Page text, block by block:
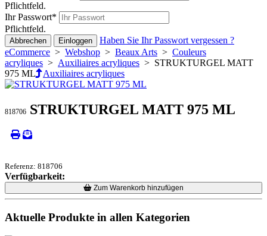
Pflichtfeld.
Ihr Passwort*
Pflichtfeld.
Abbrechen Einloggen
Haben Sie Ihr Passwort vergessen ?
eCommerce > Webshop > Beaux Arts > Couleurs
acryliques > Auxiliaires acryliques > STRUKTURGEL MATT
975 ML
Auxiliaires acryliques
818706 STRUKTURGEL MATT 975 ML
Referenz: 818706
Verfügbarkeit:
Loading...
Loading... Zum Warenkorb hinzufügen
Aktuelle Produkte in allen Kategorien